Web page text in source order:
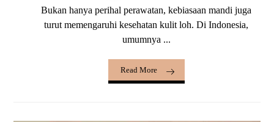
Bukan hanya perihal perawatan, kebiasaan mandi juga
turut memengaruhi kesehatan kulit loh. Di Indonesia,
umumnya ...
Read More